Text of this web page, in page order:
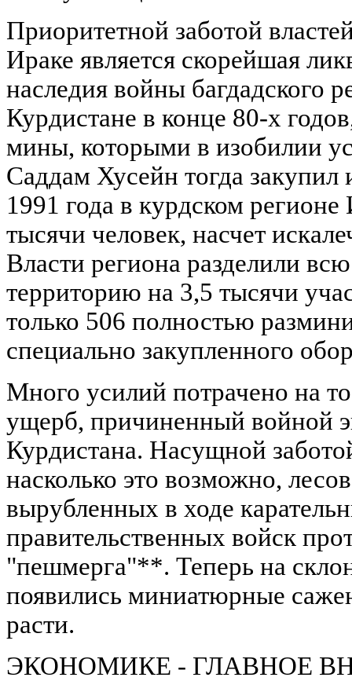
Приоритетной заботой
Ираке является скорейшая
наследия войны багдадского
Курдистане в конце 80-х
мины, которыми в изобилии
Саддам Хусейн тогда
1991 года в курдском
тысячи человек, насчет
Власти региона разделили
территорию на 3,5 тысячи
только 506 полностью
специально закупленного
Много усилий потрачено на
ущерб, причиненный войной
Курдистана. Насущной
насколько это возможно,
вырубленных в ходе
правительственных войск
"пешмерга"**. Теперь на
появились миниатюрные
расти.
ЭКОНОМИКЕ - ГЛАВНОЕ